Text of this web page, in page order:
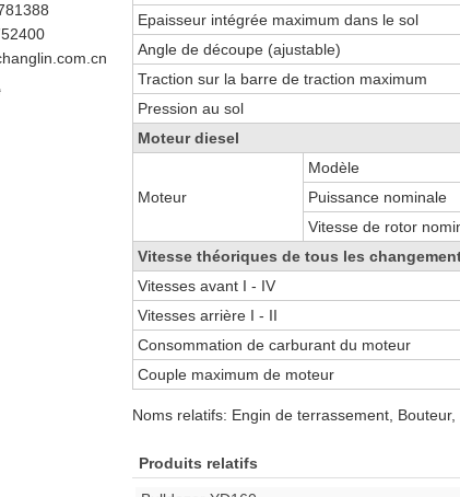
Epaisseur intégrée maximum dans le sol
Angle de découpe (ajustable)
Traction sur la barre de traction maximum
Pression au sol
Moteur diesel
Moteur
Modèle
Puissance nominale
Vitesse de rotor
Vitesse théoriques de tous les
Vitesses avant I - IV
Vitesses arrière I - II
Consommation de carburant du moteur
Couple maximum de moteur
Noms relatifs: Engin de terrassement,
Produits relatifs